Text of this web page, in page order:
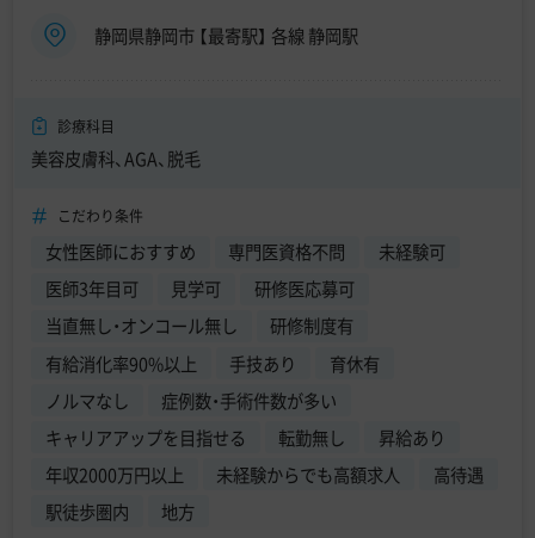
静岡県静岡市 【最寄駅】 各線 静岡駅
診療科目
美容皮膚科、AGA、脱毛
こだわり条件
女性医師におすすめ 専門医資格不問
未経験可
医師3年目可
見学可
研修医応募可
当直無し・オンコール無し
研修制度有
有給消化率90%以上
手技あり
育休有
ノルマなし
症例数・手術件数が多い
キャリアアップを目指せる
転勤無し
昇給あり
年収2000万円以上
未経験からでも高額求人
高待遇
駅徒歩圏内
地方